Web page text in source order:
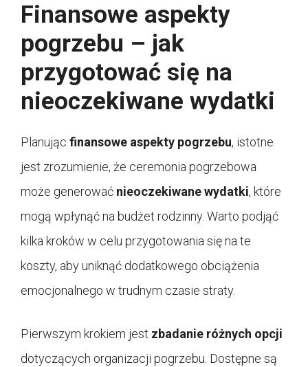
Finansowe aspekty
pogrzebu – jak
przygotować się na
nieoczekiwane wydatki
Planując finansowe aspekty pogrzebu, istotne
jest zrozumienie, że ceremonia pogrzebowa
może generować nieoczekiwane wydatki, które
mogą wpłynąć na budżet rodzinny. Warto podjąć
kilka kroków w celu przygotowania się na te
koszty, aby uniknąć dodatkowego obciążenia
emocjonalnego w trudnym czasie straty.
Pierwszym krokiem jest zbadanie różnych opcji
dotyczących organizacji pogrzebu. Dostępne są